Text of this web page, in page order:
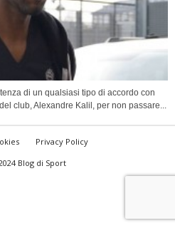
di un qualsiasi tipo di accordo con
club, Alexandre Kalil, per non passare...
Privacy Policy
Blog di Sport